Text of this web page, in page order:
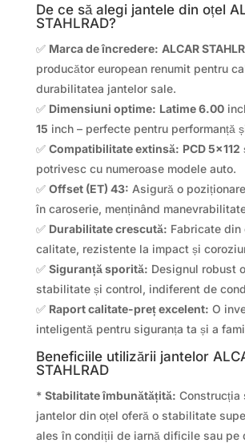
De ce să alegi jantele din oțel
STAHLRAD?
✅ Marca de încredere: ALCAR
producător european renumit pentru
durabilitatea jantelor sale.
✅ Dimensiuni optime: Latime 6.00
15 inch – perfecte pentru performanță
✅ Compatibilitate extinsă: PCD 5×112
potrivesc cu numeroase modele auto.
✅ Offset (ET) 43: Asigură o
în caroserie, menținând
✅ Durabilitate crescută: Fabricate din
calitate, rezistente la impact și
✅ Siguranță sporită: Designul robust
stabilitate și control, indiferent de
✅ Raport calitate-preț excelent: O
inteligentă pentru siguranța ta și a
Beneficiile utilizării jantelor
STAHLRAD
* Stabilitate îmbunătățită: Construcția
jantelor din oțel oferă o stabilitate
ales în condiții de iarnă dificile sau pe